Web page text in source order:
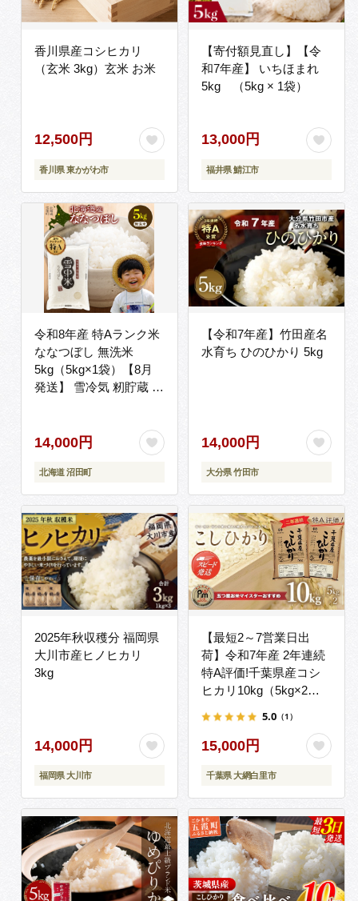
香川県産コシヒカリ
（玄米 3kg）玄米 お米
12,500円
香川県 東かがわ市
【寄付額見直し】【令
和7年産】 いちほまれ
5kg （5kg × 1袋）
13,000円
福井県 鯖江市
令和8年産 特Aランク米
ななつぼし 無洗米
5kg（5kg×1袋）【8月
発送】 雪冷気 籾貯蔵 雪
14,000円
北海道 沼田町
【令和7年産】竹田産名
水育ち ひのひかり 5kg
14,000円
大分県 竹田市
2025年秋収穫分 福岡県
大川市産ヒノヒカリ
3kg
14,000円
福岡県 大川市
【最短2～7営業日出
荷】令和7年産 2年連続
特A評価!千葉県産コシ
ヒカリ10kg（5kg×2
5.0 （1）
15,000円
千葉県 大網白里市